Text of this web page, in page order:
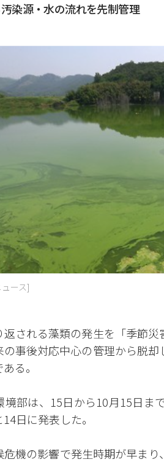
染源・水の流れを先制管理
ース]
される藻類の発生を「季節
の事後対応中心の管理から脱
る。
境部は、15日から10月15日ま
日に発表した。
機の影響で発生時期が早ま